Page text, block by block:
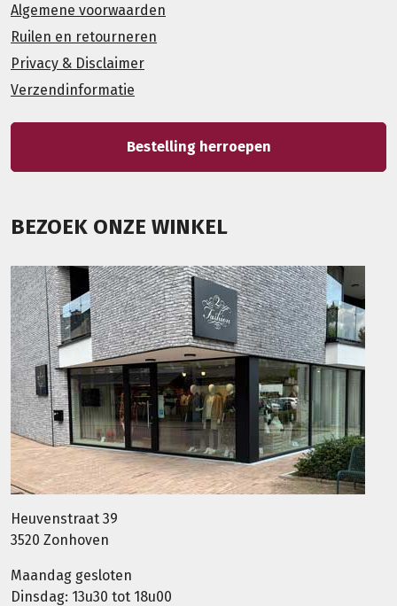
Algemene voorwaarden
Ruilen en retourneren
Privacy & Disclaimer
Verzendinformatie
Bestelling herroepen
BEZOEK ONZE WINKEL
Heuvenstraat 39
3520 Zonhoven
Maandag gesloten
Dinsdag: 13u30 tot 18u00